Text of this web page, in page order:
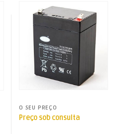
Baterias Ácidas
Energia
Bateria Ácida 12V 2,9Ah
(99x80x56mm)
O SEU PREÇO
Preço sob consulta